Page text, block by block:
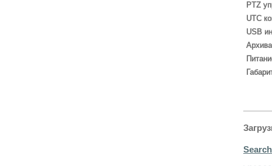
PTZ
UTC
USB